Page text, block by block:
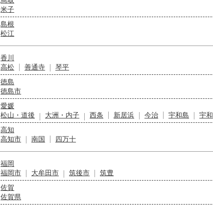
米子
島根
松江
香川
高松
善通寺
琴平
徳島
徳島市
愛媛
松山・道後
大洲・内子 西条 新居浜 今治 宇和島
宇和
高知
高知市
南国 四万十
福岡
福岡市
大牟田市 筑後市
筑豊
佐賀
佐賀県